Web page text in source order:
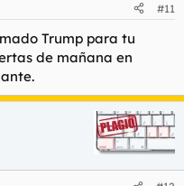
#11
Trump para tu
de mañana en